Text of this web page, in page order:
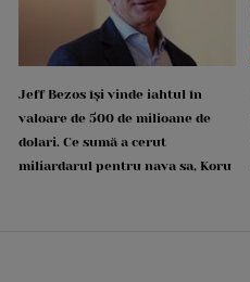
Jeff Bezos își vinde iahtul în
valoare de 500 de milioane de
dolari. Ce sumă a cerut
miliardarul pentru nava sa, Koru